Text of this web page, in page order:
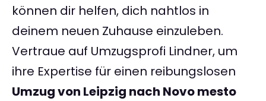
können dir helfen, dich nahtlos in
deinem neuen Zuhause einzuleben.
Vertraue auf Umzugsprofi Lindner, um
ihre Expertise für einen reibungslosen
Umzug von Leipzig nach Novo mesto